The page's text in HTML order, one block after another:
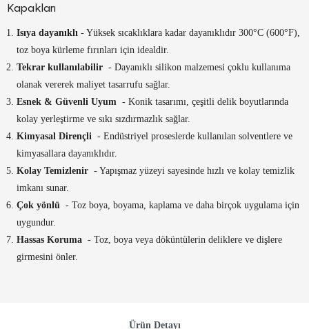
Kapakları
Isıya dayanıklı - Yüksek sıcaklıklara kadar dayanıklıdır 300°C (600°F),
toz boya kürleme fırınları için idealdir.
Tekrar kullanılabilir - Dayanıklı silikon malzemesi çoklu kullanıma
olanak vererek maliyet tasarrufu sağlar.
Esnek & Güvenli Uyum - Konik tasarımı, çeşitli delik boyutlarında
kolay yerleştirme ve sıkı sızdırmazlık sağlar.
Kimyasal Dirençli - Endüstriyel proseslerde kullanılan solventlere ve
kimyasallara dayanıklıdır.
Kolay Temizlenir - Yapışmaz yüzeyi sayesinde hızlı ve kolay temizlik
imkanı sunar.
Çok yönlü - Toz boya, boyama, kaplama ve daha birçok uygulama için
uygundur.
Hassas Koruma - Toz, boya veya döküntülerin deliklere ve dişlere
girmesini önler.
Ürün Detayı